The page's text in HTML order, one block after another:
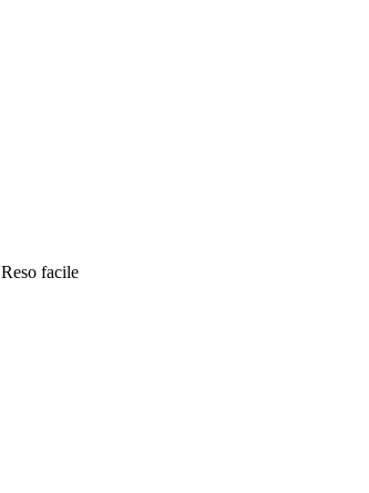
Reso facile